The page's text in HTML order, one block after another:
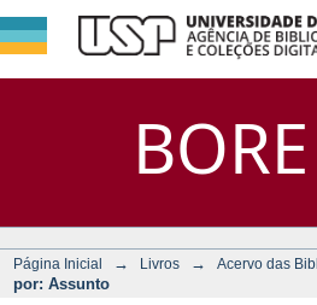
BORE
Filtrar
Assunto
DSpace/Manakin
Página Inicial → Livros → Acervo das
por: Assunto